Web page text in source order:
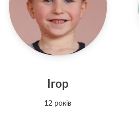
Ігор
12 років